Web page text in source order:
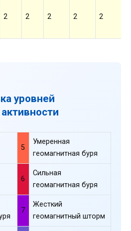
2 2 2 2 2
уровней
5
Умеренная
геомагнитная буря
6
Сильная
геомагнитная буря
7
Жесткий
геомагнитный шторм